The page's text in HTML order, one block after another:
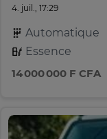
4. juil., 17:29
Automatique
Essence
14 000 000 F CFA